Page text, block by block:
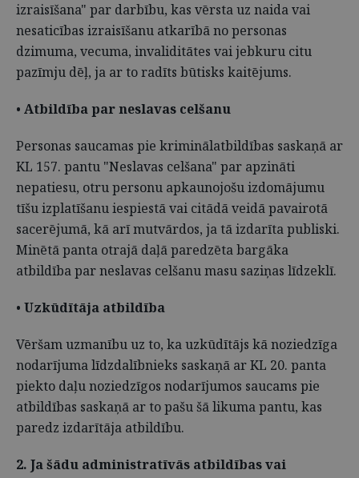
izraisīšana" par darbību, kas vērsta uz naida vai
nesaticības izraisīšanu atkarībā no personas
dzimuma, vecuma, invaliditātes vai jebkuru citu
pazīmju dēļ, ja ar to radīts būtisks kaitējums.
• Atbildība par neslavas celšanu
Personas saucamas pie kriminālatbildības saskaņā ar
KL 157. pantu "Neslavas celšana" par apzināti
nepatiesu, otru personu apkaunojošu izdomājumu
tīšu izplatīšanu iespiestā vai citādā veidā pavairotā
sacerējumā, kā arī mutvārdos, ja tā izdarīta publiski.
Minētā panta otrajā daļā paredzēta bargāka
atbildība par neslavas celšanu masu saziņas līdzeklī.
• Uzkūdītāja atbildība
Vēršam uzmanību uz to, ka uzkūdītājs kā noziedzīga
nodarījuma līdzdalībnieks saskaņā ar KL 20. panta
piekto daļu noziedzīgos nodarījumos saucams pie
atbildības saskaņā ar to pašu šā likuma pantu, kas
paredz izdarītāja atbildību.
2. Ja šādu administratīvās atbildības vai